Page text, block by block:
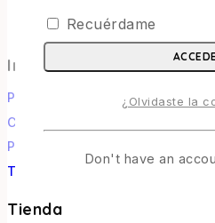
Informacion
Política de Envíos
Cambios y Devoluciones
Política de Privacidad
Términos y Condiciones
Tienda
Recuérdame
¿Olvidaste la
Don't have an